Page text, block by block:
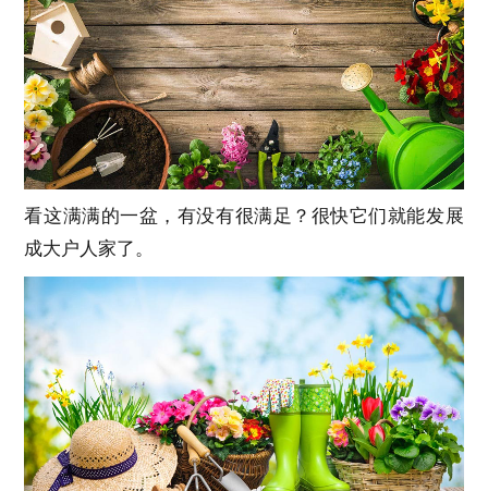
看这满满的一盆，有没有很满足？很快它们就能发展
成大户人家了。